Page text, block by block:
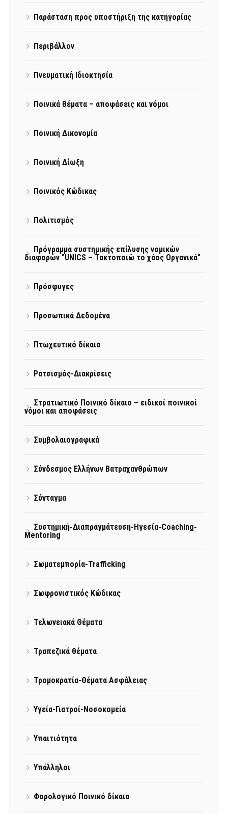
Παράσταση προς υποστήριξη της κατηγορίας
Περιβάλλον
Πνευματική Ιδιοκτησία
Ποινικά θέματα – αποφάσεις και νόμοι
Ποινική Δικονομία
Ποινική Δίωξη
Ποινικός Κώδικας
Πολιτισμός
Πρόγραμμα συστημικής επίλυσης νομικών
διαφορών "UNICS – Τακτοποιώ το χάος Οργανικά"
Πρόσφυγες
Προσωπικά Δεδομένα
Πτωχευτικό δίκαιο
Ρατσισμός-Διακρίσεις
Στρατιωτικό Ποινικό δίκαιο – ειδικοί ποινικοί
νόμοι και αποφάσεις
Συμβολαιογραφικά
Σύνδεσμος Ελλήνων Βατραχανθρώπων
Σύνταγμα
Συστημική-Διαπραγμάτευση-Ηγεσία-Coaching-
Mentoring
Σωματεμπορία-Trafficking
Σωφρονιστικός Κώδικας
Τελωνειακά Θέματα
Τραπεζικά θέματα
Τρομοκρατία-Θέματα Ασφάλειας
Υγεία-Γιατροί-Νοσοκομεία
Υπαιτιότητα
Υπάλληλοι
Φορολογικό Ποινικό δίκαιο